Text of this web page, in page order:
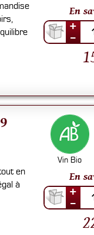
En
+
--
en
à
Vin Bio
En
+
--